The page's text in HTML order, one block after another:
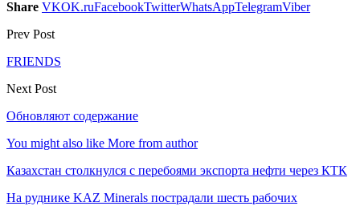
Share VKOK.ruFacebookTwitterWhatsAppTelegramViber
Prev Post
FRIENDS
Next Post
Обновляют содержание
You might also like More from author
Казахстан столкнулся с перебоями экспорта нефти через КТК
На руднике KAZ Minerals пострадали шесть рабочих